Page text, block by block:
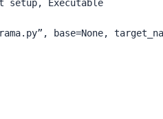
base=None,